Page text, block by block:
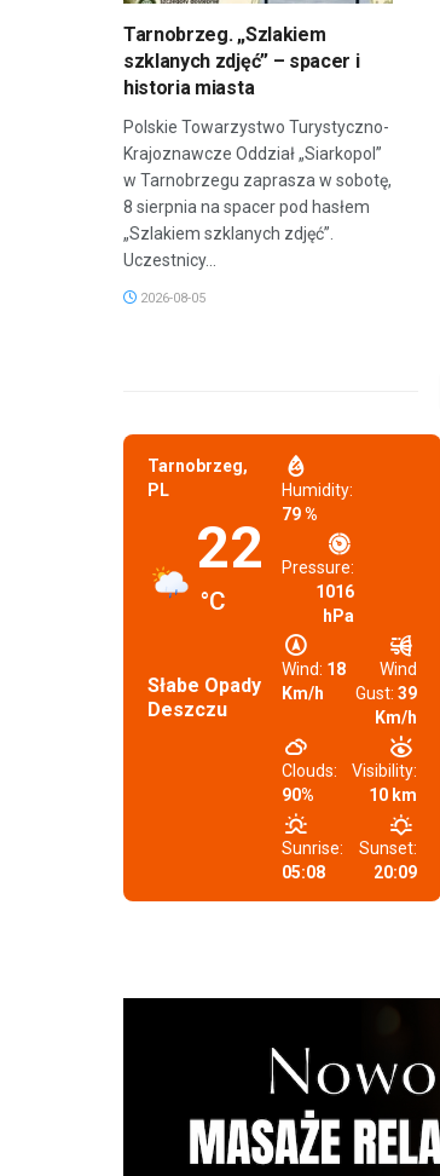
Tarnobrzeg. „Szlakiem
szklanych zdjęć” – spacer i
historia miasta
Polskie Towarzystwo Turystyczno-
Krajoznawcze Oddział „Siarkopol”
w Tarnobrzegu zaprasza w sobotę,
8 sierpnia na spacer pod hasłem
„Szlakiem szklanych zdjęć”.
Uczestnicy...
2026-08-05
Tarnobrzeg,
PL
22
°C
Słabe Opady
Deszczu
Humidity:
79 %
Pressure:
1016
hPa
Wind: 18
Km/h
Wind
Gust: 39
Km/h
Clouds:
90%
Visibility:
10 km
Sunrise:
05:08
Sunset:
20:09